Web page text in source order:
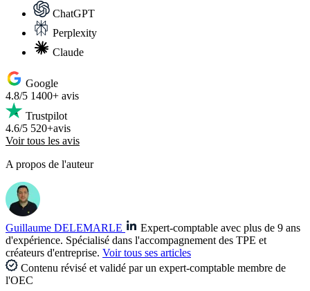
ChatGPT
Perplexity
Claude
Google
4.8/5 1400+ avis
Trustpilot
4.6/5 520+avis
Voir tous les avis
A propos de l'auteur
Guillaume DELEMARLE
Expert-comptable avec plus de 9 ans
d'expérience. Spécialisé dans l'accompagnement des TPE et
créateurs d'entreprise. Voir tous ses articles
Contenu révisé et validé par un expert-comptable membre de
l'OEC